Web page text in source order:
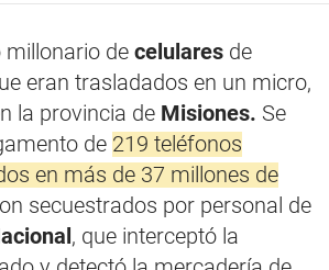
de celulares de
eran trasladados en un micro,
la provincia de Misiones. Se
de 219 teléfonos
en más de 37 millones de
secuestrados por personal de
, que interceptó la